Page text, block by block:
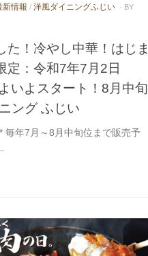
新情報 / 洋風ダイニングふじい · BY
た！冷やし中華！はじま
定：令和7年7月2日
いよスタート！8月中旬
ング ふじい
毎年7月～8月中旬位まで販売予